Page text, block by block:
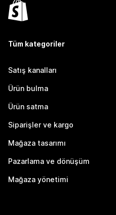
Tüm kategoriler
Satış kanalları
Ürün bulma
Ürün satma
Siparişler ve kargo
Mağaza tasarımı
Pazarlama ve dönüşüm
Mağaza yönetimi